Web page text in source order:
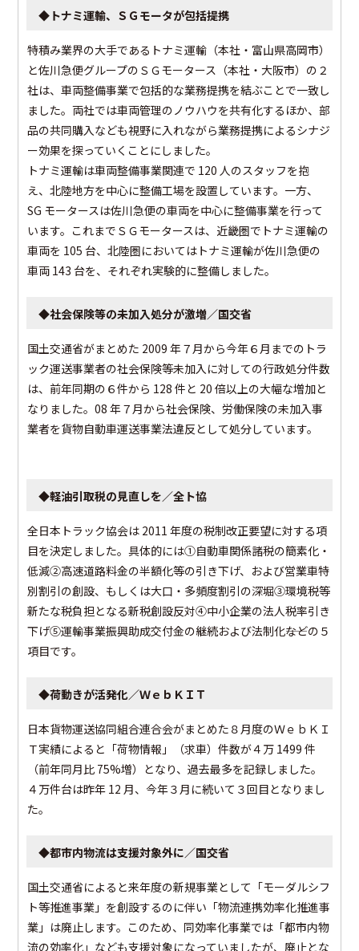
◆トナミ運輸、ＳＧモータが包括提携
特積み業界の大手であるトナミ運輸（本社・富山県高岡市）
と佐川急便グループのＳＧモータース（本社・大阪市）の２
社は、車両整備事業で包括的な業務提携を結ぶことで一致し
ました。両社では車両管理のノウハウを共有化するほか、部
品の共同購入なども視野に入れながら業務提携によるシナジ
ー効果を探っていくことにしました。
トナミ運輸は車両整備事業関連で 120 人のスタッフを抱
え、北陸地方を中心に整備工場を設置しています。一方、
SG モータースは佐川急便の車両を中心に整備事業を行って
います。これまでＳＧモータースは、近畿圏でトナミ運輸の
車両を 105 台、北陸圏においてはトナミ運輸が佐川急便の
車両 143 台を、それぞれ実験的に整備しました。
◆社会保険等の未加入処分が激増／国交省
国土交通省がまとめた 2009 年７月から今年６月までのトラ
ック運送事業者の社会保険等未加入に対しての行政処分件数
は、前年同期の６件から 128 件と 20 倍以上の大幅な増加と
なりました。08 年７月から社会保険、労働保険の未加入事
業者を貨物自動車運送事業法違反として処分しています。
◆軽油引取税の見直しを／全ト協
全日本トラック協会は 2011 年度の税制改正要望に対する項
目を決定しました。具体的には①自動車関係諸税の簡素化・
低減②高速道路料金の半額化等の引き下げ、および営業車特
別割引の創設、もしくは大口・多頻度割引の深堀③環境税等
新たな税負担となる新税創設反対④中小企業の法人税率引き
下げ⑤運輸事業振興助成交付金の継続および法制化――などの５
項目です。
◆荷動きが活発化／ＷｅｂＫＩＴ
日本貨物運送協同組合連合会がまとめた８月度のＷｅｂＫＩ
Ｔ実績によると「荷物情報」（求車）件数が４万 1499 件
（前年同月比 75%増）となり、過去最多を記録しました。
４万件台は昨年 12 月、今年３月に続いて３回目となりまし
た。
◆都市内物流は支援対象外に／国交省
国土交通省によると来年度の新規事業として「モーダルシフ
ト等推進事業」を創設するのに伴い「物流連携効率化推進事
業」は廃止します。このため、同効率化事業では「都市内物
流の効率化」なども支援対象になっていましたが、廃止とな